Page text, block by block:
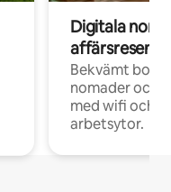
Digitala
Bekvämt
nomader och
med wifi och
arbetsytor.